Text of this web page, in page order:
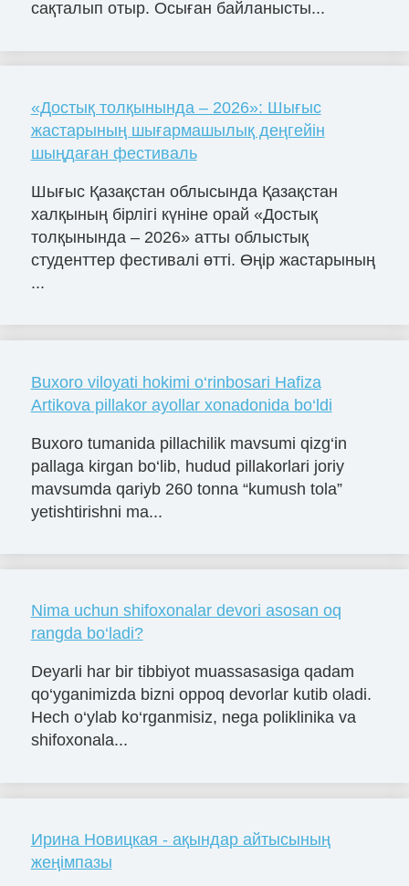
сақталып отыр. Осыған байланысты...
«Достық толқынында – 2026»: Шығыс
жастарының шығармашылық деңгейін
шыңдаған фестиваль
Шығыс Қазақстан облысында Қазақстан
халқының бірлігі күніне орай «Достық
толқынында – 2026» атты облыстық
студенттер фестивалі өтті. Өңір жастарының
...
Buxoro viloyati hokimi o‘rinbosari Hafiza
Artikova pillakor ayollar xonadonida bo‘ldi
Buxoro tumanida pillachilik mavsumi qizg‘in
pallaga kirgan bo‘lib, hudud pillakorlari joriy
mavsumda qariyb 260 tonna “kumush tola”
yetishtirishni ma...
Nima uchun shifoxonalar devori asosan oq
rangda bo‘ladi?
Deyarli har bir tibbiyot muassasasiga qadam
qo‘yganimizda bizni oppoq devorlar kutib oladi.
Hech o‘ylab ko‘rganmisiz, nega poliklinika va
shifoxonala...
Ирина Новицкая - ақындар айтысының
жеңімпазы